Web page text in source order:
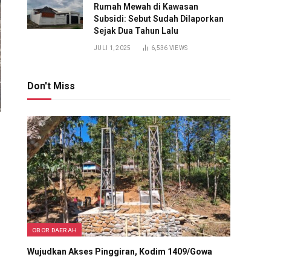
Rumah Mewah di Kawasan
Subsidi: Sebut Sudah Dilaporkan
Sejak Dua Tahun Lalu
JULI 1, 2025 6,536 VIEWS
Don't Miss
OBOR DAERAH
Wujudkan Akses Pinggiran, Kodim 1409/Gowa